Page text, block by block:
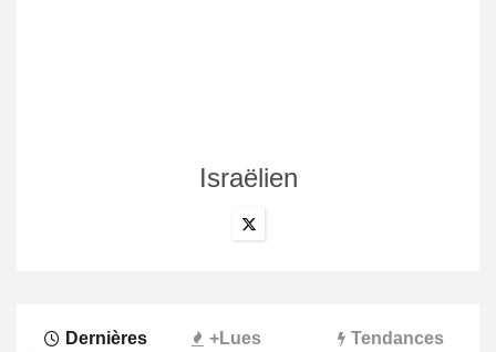
Israëlien
Dernières +Lues Tendances